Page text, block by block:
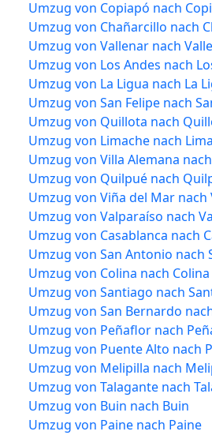
Umzug von Copiapó nach
Umzug von Chañarcillo nach
Umzug von Vallenar nach
Umzug von Los Andes nach
Umzug von La Ligua nach La
Umzug von San Felipe nach
Umzug von Quillota nach
Umzug von Limache nach
Umzug von Villa Alemana
Umzug von Quilpué nach
Umzug von Viña del Mar nach
Umzug von Valparaíso nach
Umzug von Casablanca nach
Umzug von San Antonio nach
Umzug von Colina nach Colina
Umzug von Santiago nach
Umzug von San Bernardo
Umzug von Peñaflor nach
Umzug von Puente Alto nach
Umzug von Melipilla nach
Umzug von Talagante nach
Umzug von Buin nach Buin
Umzug von Paine nach Paine